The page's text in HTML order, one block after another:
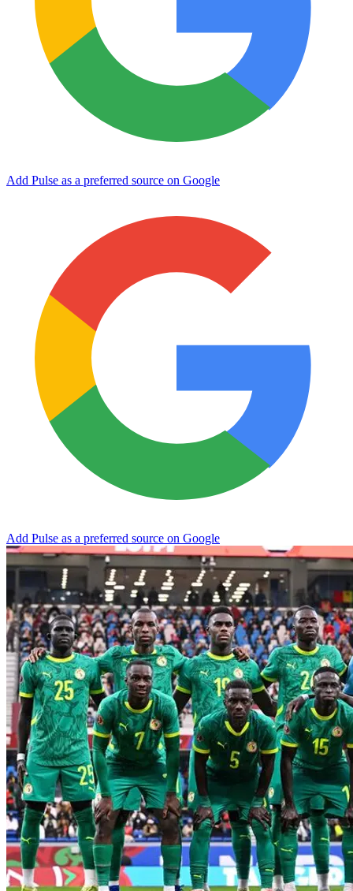
Add Pulse as a preferred source on Google
Add Pulse as a preferred source on Google